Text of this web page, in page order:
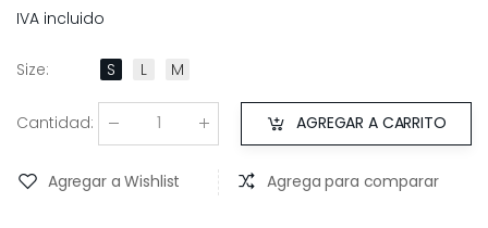
Size: S L M
Cantidad: AGREGAR A CARRITO
Agregar a Wishlist Agrega para comparar